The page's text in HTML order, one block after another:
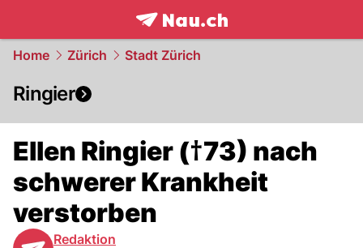
frontpage.NAU.ch
Home Zürich Stadt Zürich
Ringier
Ellen Ringier (†73) nach
schwerer Krankheit
verstorben
Redaktion